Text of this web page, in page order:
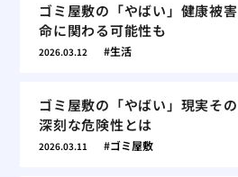
ゴミ屋敷の「やばい」健康被害
命に関わる可能性も
2026.03.12 生活
ゴミ屋敷の「やばい」現実その
深刻な危険性とは
2026.03.11 ゴミ屋敷